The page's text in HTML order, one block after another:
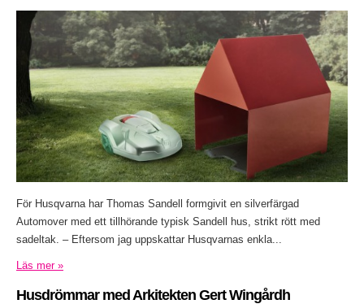
För Husqvarna har Thomas Sandell formgivit en silverfärgad
Automover med ett tillhörande typisk Sandell hus, strikt rött med
sadeltak. – Eftersom jag uppskattar Husqvarnas enkla...
Läs mer »
Husdrömmar med Arkitekten Gert Wingårdh